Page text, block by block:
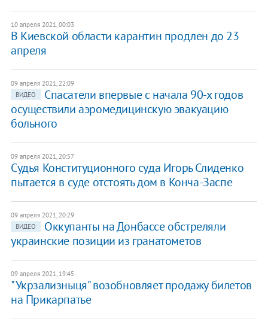
10 апреля 2021, 00:03
В Киевской области карантин продлен до 23
апреля
09 апреля 2021, 22:09
ВИДЕО
Спасатели впервые с начала 90-х годов
осуществили аэромедицинскую эвакуацию
больного
09 апреля 2021, 20:57
Судья Конституционного суда Игорь Слиденко
пытается в суде отстоять дом в Конча-Заспе
09 апреля 2021, 20:29
ВИДЕО
Оккупанты на Донбассе обстреляли
украинские позиции из гранатометов
09 апреля 2021, 19:45
"Укрзализныця" возобновляет продажу билетов
на Прикарпатье